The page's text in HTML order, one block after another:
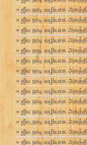
ஜீவ நாடி வழியாக
ஜீவ நாடி வழியாக
ஜீவ நாடி வழியாக
ஜீவ நாடி வழியாக
ஜீவ நாடி வழியாக
ஜீவ நாடி வழியாக
ஜீவ நாடி வழியாக
ஜீவ நாடி வழியாக
ஜீவ நாடி வழியாக
ஜீவ நாடி வழியாக
ஜீவ நாடி வழியாக
ஜீவ நாடி வழியாக
ஜீவ நாடி வழியாக
ஜீவ நாடி வழியாக